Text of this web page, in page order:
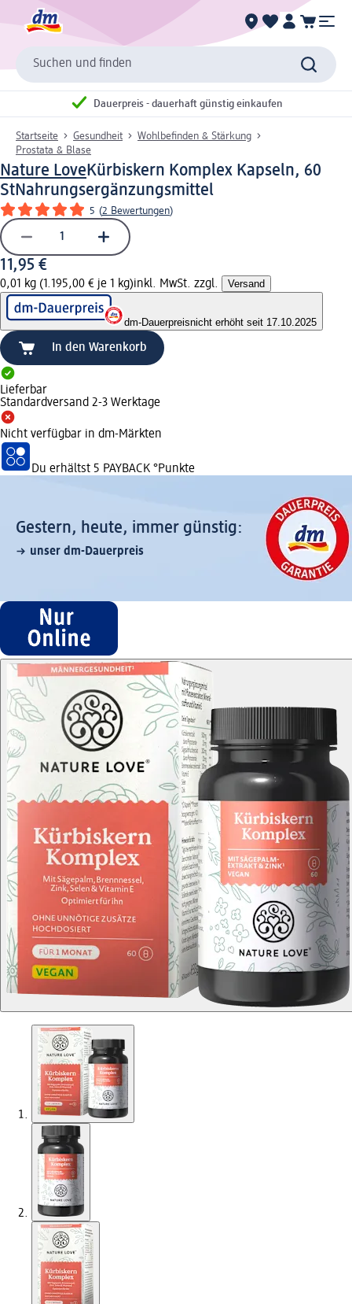
Suchen und finden
Dauerpreis - dauerhaft günstig einkaufen
Startseite Gesundheit
Wohlbefinden & Stärkung
Prostata & Blase
Nature Love Kürbiskern Komplex Kapseln, 60
StNahrungsergänzungsmittel
5 (2 Bewertungen)
11,95 €
0,01 kg (1.195,00 € je 1 kg)inkl. MwSt. zzgl. Versand
dm-Dauerpreisnicht erhöht seit 17.10.2025
In den Warenkorb
Lieferbar
Standardversand 2-3 Werktage
Nicht verfügbar in dm-Märkten
Du erhältst 5 PAYBACK °Punkte
Gestern, heute, immer günstig:
unser dm-Dauerpreis